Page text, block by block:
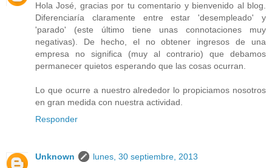
Hola José, gracias por tu comentario y bienvenido al blog.
Diferenciaría claramente entre estar 'desempleado' y
'parado' (este último tiene unas connotaciones muy
negativas). De hecho, el no obtener ingresos de una
empresa no significa (muy al contrario) que debamos
permanecer quietos esperando que las cosas ocurran.
Lo que ocurre a nuestro alrededor lo propiciamos nosotros
en gran medida con nuestra actividad.
Responder
Unknown
lunes, 30 septiembre, 2013